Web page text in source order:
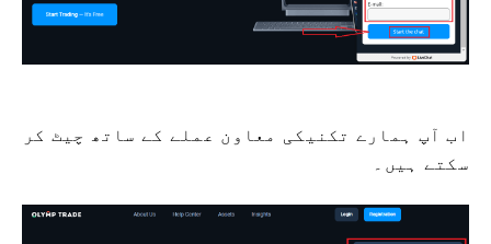
اب آپ ہمارے تکنیکی معاون عملے کے ساتھ چیٹ کر
سکتے ہیں۔